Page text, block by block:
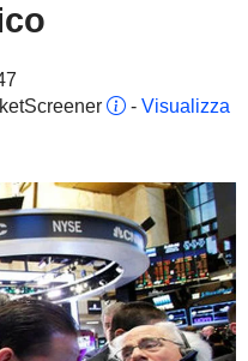
- Visualizza